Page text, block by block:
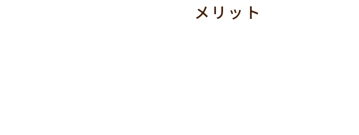
では珍しい禁煙店舗なので18・19歳の方もご勤務いただけます♪
メリット